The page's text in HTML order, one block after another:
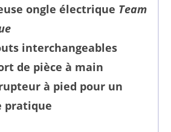
ongle électrique Team
interchangeables
de pièce à main
à pied pour un
pratique